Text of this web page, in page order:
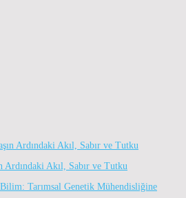
Akıl, Sabır ve Tutku